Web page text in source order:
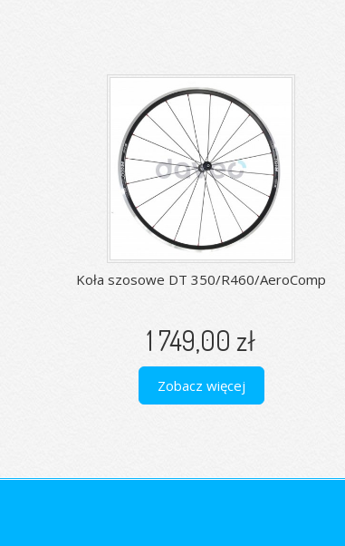
Koła szosowe DT 350/R460/AeroComp
1 749,00 zł
Zobacz więcej